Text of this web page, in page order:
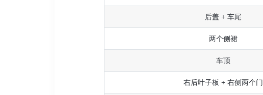
后盖 + 车尾
两个侧裙
车顶
右后叶子板 + 右侧两个门